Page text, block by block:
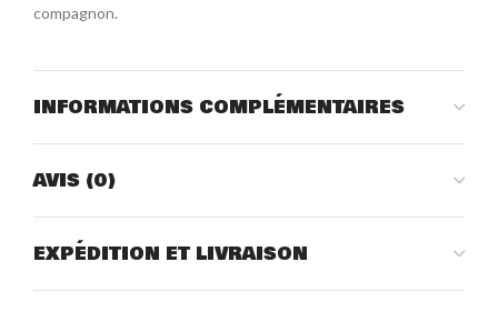
compagnon.
INFORMATIONS COMPLÉMENTAIRES
AVIS (0)
EXPÉDITION ET LIVRAISON